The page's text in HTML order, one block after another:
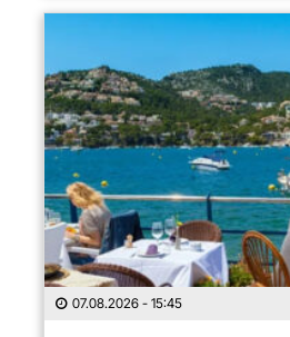
07.08.2026 - 15:45